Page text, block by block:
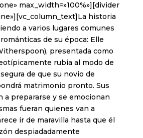
max_width=»100%»][divider
historia
a varios lugares comunes
de su época: Elle
presentada como
rubia al modo de
de que su novio de
matrimonio pronto. Sus
a prepararse y se emocionan
fueran quienes van a
ir de maravilla hasta que él
despiadadamente